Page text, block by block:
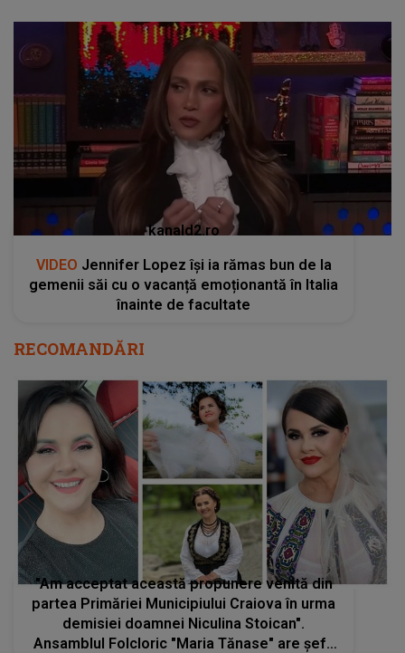
kanald2.ro
VIDEO Jennifer Lopez își ia rămas bun de la
gemenii săi cu o vacanță emoționantă în Italia
înainte de facultate
RECOMANDĂRI
"Am acceptat această propunere venită din
partea Primăriei Municipiului Craiova în urma
demisiei doamnei Niculina Stoican".
Ansamblul Folcloric "Maria Tănase" are șefă